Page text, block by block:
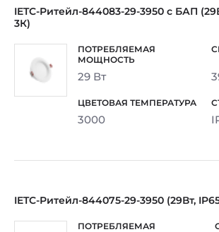
IETC-Ритейл-844083-29-3950 с БАП
3К)
29 Вт
3000
IETC-Ритейл-844075-29-3950 (29Вт,